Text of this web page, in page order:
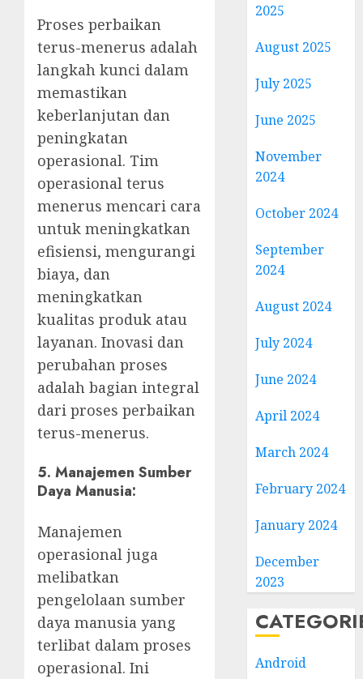
Proses perbaikan
terus-menerus adalah
langkah kunci dalam
memastikan
keberlanjutan dan
peningkatan
operasional. Tim
operasional terus
menerus mencari cara
untuk meningkatkan
efisiensi, mengurangi
biaya, dan
meningkatkan
kualitas produk atau
layanan. Inovasi dan
perubahan proses
adalah bagian integral
dari proses perbaikan
terus-menerus.
5. Manajemen Sumber
Daya Manusia:
Manajemen
operasional juga
melibatkan
pengelolaan sumber
daya manusia yang
terlibat dalam proses
operasional. Ini
2025
August 2025
July 2025
June 2025
November
2024
October 2024
September
2024
August 2024
July 2024
June 2024
April 2024
March 2024
February 2024
January 2024
December
2023
Android